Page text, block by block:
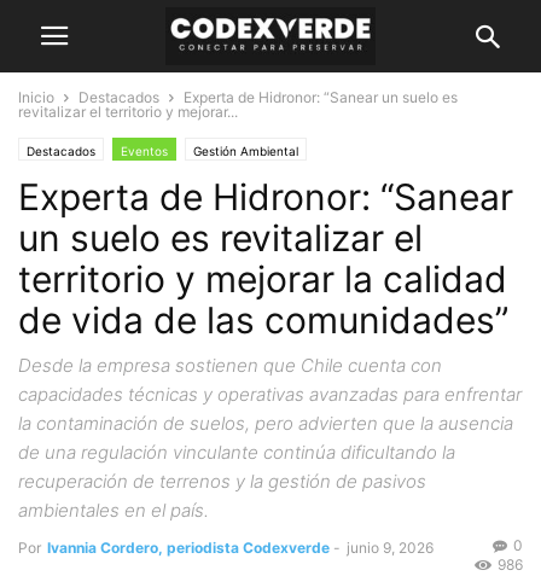
Inicio Destacados
Experta de Hidronor: “Sanear un suelo es
revitalizar el territorio y mejorar...
Destacados Eventos Gestión Ambiental
Experta de Hidronor: “Sanear
un suelo es revitalizar el
territorio y mejorar la calidad
de vida de las comunidades”
Desde la empresa sostienen que Chile cuenta con
capacidades técnicas y operativas avanzadas para enfrentar
la contaminación de suelos, pero advierten que la ausencia
de una regulación vinculante continúa dificultando la
recuperación de terrenos y la gestión de pasivos
ambientales en el país.
Por Ivannia Cordero, periodista Codexverde - junio 9, 2026
0
986